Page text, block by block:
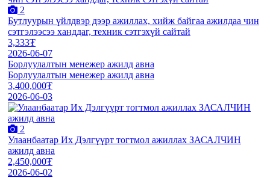
2
Бутлуурын үйлдвэр дээр ажиллах, хийж байгаа ажилдаа чин
сэтгэлээсээ ханддаг, техник сэтгэхүй сайтай
3,333₮
2026-06-07
Борлуулалтын менежер ажилд авна
Борлуулалтын менежер ажилд авна
3,400,000₮
2026-06-03
2
Улаанбаатар Их Дэлгүүрт тогтмол ажиллах ЗАСАЛЧИН
ажилд авна
2,450,000₮
2026-06-02